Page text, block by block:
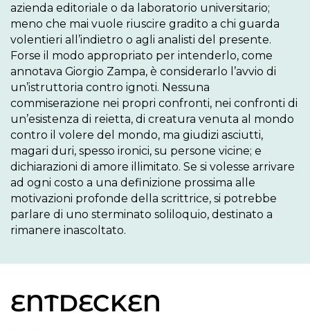
azienda editoriale o da laboratorio universitario;
meno che mai vuole riuscire gradito a chi guarda
volentieri all’indietro o agli analisti del presente.
Forse il modo appropriato per intenderlo, come
annotava Giorgio Zampa, è considerarlo l’avvio di
un’istruttoria contro ignoti. Nessuna
commiserazione nei propri confronti, nei confronti di
un’esistenza di reietta, di creatura venuta al mondo
contro il volere del mondo, ma giudizi asciutti,
magari duri, spesso ironici, su persone vicine; e
dichiarazioni di amore illimitato. Se si volesse arrivare
ad ogni costo a una definizione prossima alle
motivazioni profonde della scrittrice, si potrebbe
parlare di uno sterminato soliloquio, destinato a
ENTDECKEN